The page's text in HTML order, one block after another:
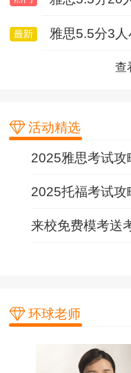
雅思5.5分3
查
0起点冲30分
查
查
活动精选
2025雅思考试攻
2025托福考试攻
来校免费模考送
环球老师